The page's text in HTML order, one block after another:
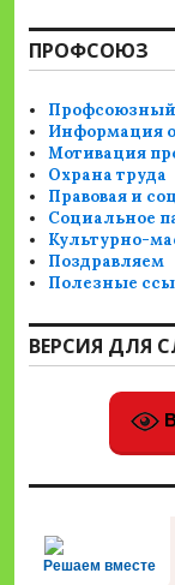
ПРОФСОЮЗ
Профсоюзный
Информация
Мотивация
Охрана труда
Правовая и
Социальное
Культурно-
Поздравляем
Полезные
ВЕРСИЯ ДЛЯ
Решаем вместе